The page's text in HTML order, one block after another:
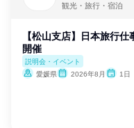
観光・旅行・宿泊
【松山支店】日本旅行
開催
説明会・イベント
愛媛県
2026年8月 1日